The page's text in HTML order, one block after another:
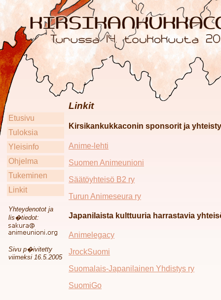
Etusivu
Tuloksia
Yleisinfo
Ohjelma
Tukeminen
Linkit
Yhteydenotot ja
lis�tiedot:
Sivu p�ivitetty
viimeksi 16.5.2005
Linkit
Kirsikankukkaconin sponsorit ja
Anime-lehti
Suomen Animeunioni
Säätöyhteisö B2 ry
Turun Animeseura ry
Japanilaista kulttuuria harrastavia
Animelegacy
JrockSuomi
Suomalais-Japanilainen Yhdistys ry
SuomiGo